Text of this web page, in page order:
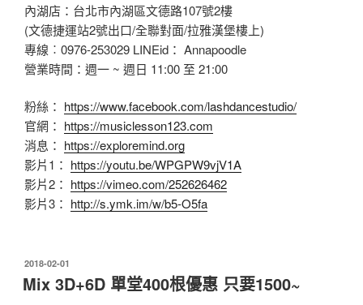
內湖店：台北市內湖區文德路107號2樓
(文德捷運站2號出口/全聯對面/拉雅漢堡樓上)
專線︰0976-253029 LINEid： Annapoodle
營業時間：週一 ~ 週日 11:00 至 21:00
粉絲： https://www.facebook.com/lashdancestudio/
官網： https://musiclesson123.com
消息： https://exploremind.org
影片1： https://youtu.be/WPGPW9vjV1A
影片2： https://vimeo.com/252626462
影片3： http://s.ymk.im/w/b5-O5fa
發
佈
於
2018-02-01
Mix 3D+6D 單堂400根優惠 只要1500~